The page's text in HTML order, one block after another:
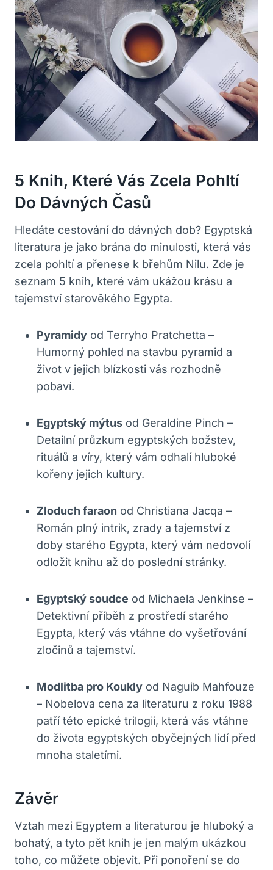
5 Knih, Které Vás Zcela Pohltí
Do Dávných Časů
Hledáte cestování do dávných dob? Egyptská
literatura je jako brána do minulosti, která vás
zcela pohltí a přenese k břehům Nilu. Zde je
seznam 5 knih, které vám ukážou krásu a
tajemství starověkého Egypta.
Pyramidy od Terryho Pratchetta –
Humorný pohled na stavbu pyramid a
život v jejich blízkosti vás rozhodně
pobaví.
Egyptský mýtus od Geraldine Pinch –
Detailní průzkum egyptských božstev,
rituálů a víry, který vám odhalí hluboké
kořeny jejich kultury.
Zloduch faraon od Christiana Jacqa –
Román plný intrik, zrady a tajemství z
doby starého Egypta, který vám nedovolí
odložit knihu až do poslední stránky.
Egyptský soudce od Michaela Jenkinse –
Detektivní příběh z prostředí starého
Egypta, který vás vtáhne do vyšetřování
zločinů a tajemství.
Modlitba pro Koukly od Naguib Mahfouze
– Nobelova cena za literaturu z roku 1988
patří této epické trilogii, která vás vtáhne
do života egyptských obyčejných lidí před
mnoha staletími.
Závěr
Vztah mezi Egyptem a literaturou je hluboký a
bohatý, a tyto pět knih je jen malým ukázkou
toho, co můžete objevit. Při ponoření se do